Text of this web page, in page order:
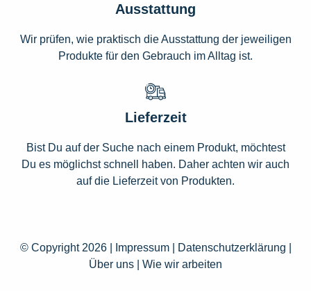
Ausstattung
Wir prüfen, wie praktisch die Ausstattung der jeweiligen
Produkte für den Gebrauch im Alltag ist.
Lieferzeit
Bist Du auf der Suche nach einem Produkt, möchtest
Du es möglichst schnell haben. Daher achten wir auch
auf die Lieferzeit von Produkten.
© Copyright 2026 | Impressum| Datenschutzerklärung
Über uns
Wie wir arbeiten